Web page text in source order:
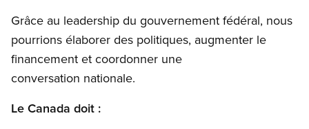
Grâce au leadership du gouvernement fédéral, nous
pourrions élaborer des politiques, augmenter le
financement et coordonner une
conversation nationale.
Le Canada doit :